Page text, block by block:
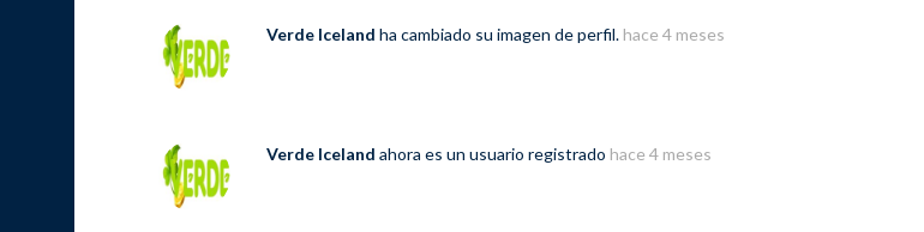
Verde Iceland ha cambiado su imagen de perfil. hace 4 meses
Verde Iceland ahora es un usuario registrado hace 4 meses